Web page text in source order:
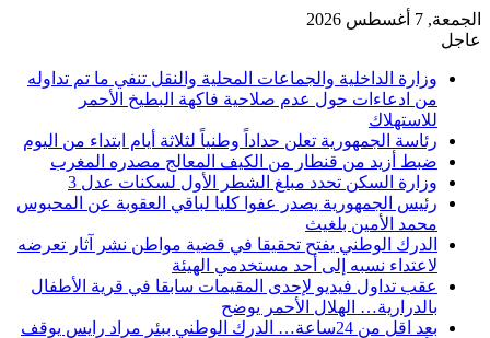
الجمعة, 7 أغسطس 2026
عاجل
وزارة الداخلية والجماعات المحلية والنقل تنفي ما تم تداوله
من ادعاءات حول عدم صلاحية فاكهة البطيخ الأحمر
للاستهلاك
رئاسة الجمهورية تعلن حداداً وطنياً لثلاثة أيام ابتداء من اليوم
ضبط أزيد من قنطار من الكيف المعالج مصدره المغرب
وزارة السكن تحدد مبلغ الشطر الأول لسكنات عدل 3
رئيس الجمهورية يصدر عفوا كليا لباقي العقوبة عن المحبوس
محمد الأمين بلغيث
الدرك الوطني يفتح تحقيقا في قضية مواطن نشر آثار تعرضه
لاعتداء نسبه إلى أحد مستخدمي الهيئة
عقب تداول فيديو لإحدى المقيمات سابقا في قرية الأطفال
بالدرارية… الهلال الأحمر يوضح
بعد اقل من 24ساعة… الدرك الوطني ببئر مراد رايس يوقف